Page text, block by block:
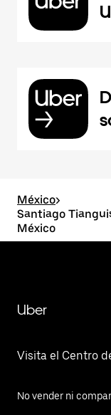
México>
Santiago
México
Uber
Visita el Centro
No vender ni